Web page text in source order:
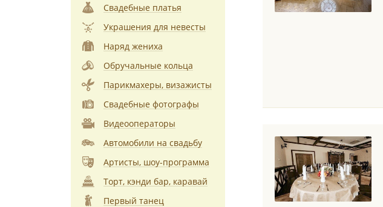
Свадебные платья
Украшения для невесты
Наряд жениха
Обручальные кольца
Парикмахеры, визажисты
Свадебные фотографы
Видеооператоры
Автомобили на свадьбу
Артисты, шоу-программа
Торт, кэнди бар, каравай
Первый танец